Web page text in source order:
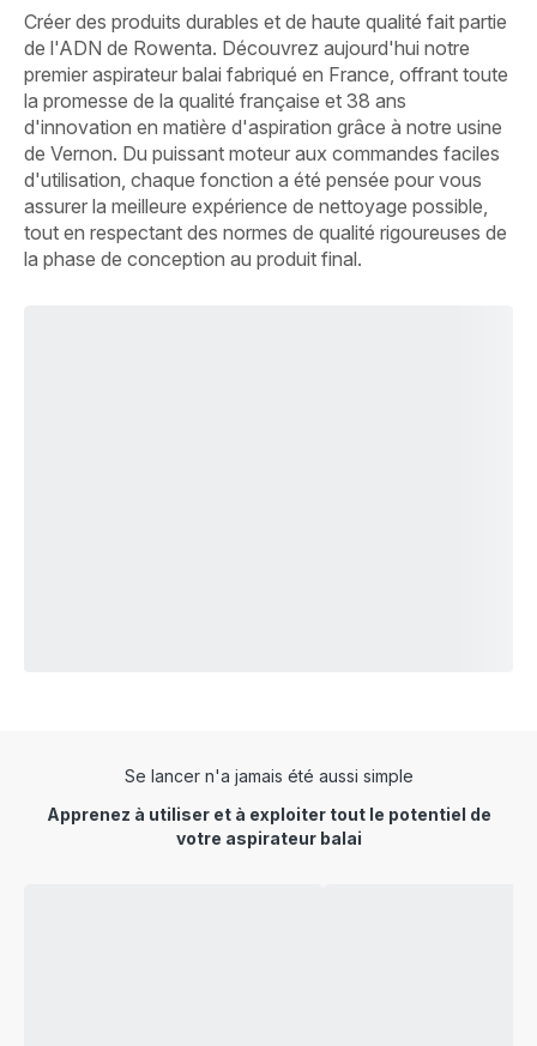
Créer des produits durables et de haute qualité fait partie
de l'ADN de Rowenta. Découvrez aujourd'hui notre
premier aspirateur balai fabriqué en France, offrant toute
la promesse de la qualité française et 38 ans
d'innovation en matière d'aspiration grâce à notre usine
de Vernon. Du puissant moteur aux commandes faciles
d'utilisation, chaque fonction a été pensée pour vous
assurer la meilleure expérience de nettoyage possible,
tout en respectant des normes de qualité rigoureuses de
la phase de conception au produit final.
Se lancer n'a jamais été aussi simple
Apprenez à utiliser et à exploiter tout le potentiel de
votre aspirateur balai